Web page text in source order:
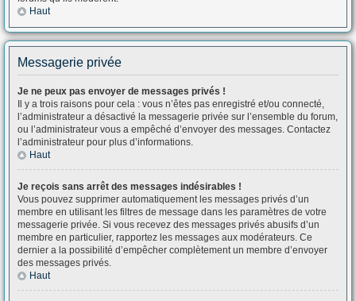
Haut
Messagerie privée
Je ne peux pas envoyer de messages privés !
Il y a trois raisons pour cela : vous n’êtes pas enregistré et/ou connecté,
l’administrateur a désactivé la messagerie privée sur l’ensemble du forum,
ou l’administrateur vous a empêché d’envoyer des messages. Contactez
l’administrateur pour plus d’informations.
Haut
Je reçois sans arrêt des messages indésirables !
Vous pouvez supprimer automatiquement les messages privés d’un
membre en utilisant les filtres de message dans les paramètres de votre
messagerie privée. Si vous recevez des messages privés abusifs d’un
membre en particulier, rapportez les messages aux modérateurs. Ce
dernier a la possibilité d’empêcher complètement un membre d’envoyer
des messages privés.
Haut